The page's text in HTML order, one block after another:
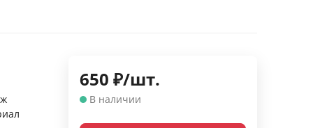
650 ₽/шт.
В наличии